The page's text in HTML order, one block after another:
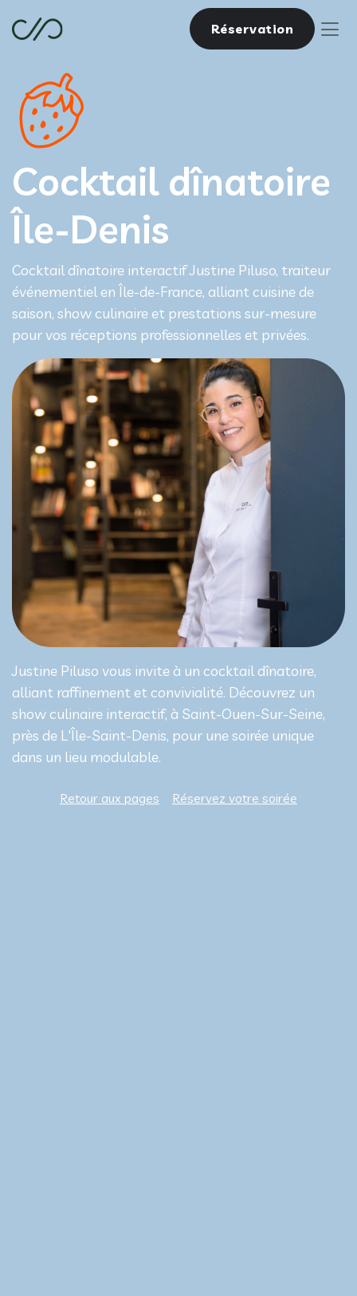
Réservation
Cocktail dînatoire
Île-Denis
Cocktail dînatoire interactif Justine Piluso, traiteur
événementiel en Île-de-France, alliant cuisine de
saison, show culinaire et prestations sur-mesure
pour vos réceptions professionnelles et privées.
Justine Piluso vous invite à un cocktail dînatoire,
alliant raffinement et convivialité. Découvrez un
show culinaire interactif, à Saint-Ouen-Sur-Seine,
près de L'Île-Saint-Denis, pour une soirée unique
dans un lieu modulable.
Retour aux pages Réservez votre soirée